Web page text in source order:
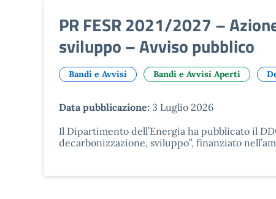
PR FESR 2021/2027 –
sviluppo – Avviso pubblico
Bandi e Avvisi Bandi e Avvisi Aperti
Data pubblicazione: 3 Luglio 2026
Il Dipartimento dell’Energia ha pubblicato il
decarbonizzazione, sviluppo”, finanziato